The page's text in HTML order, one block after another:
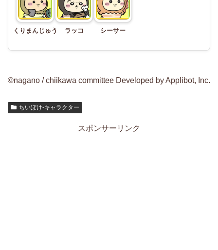
くりまんじゅう ラッコ シーサー
©nagano / chiikawa committee Developed by Applibot, Inc.
ちいぽけ-キャラクター
スポンサーリンク